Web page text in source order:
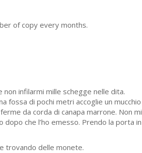
of copy every months.
infilarmi mille schegge nelle dita.
fossa di pochi metri accoglie un mucchio
da corda di canapa marrone. Non mi
che l’ho emesso. Prendo la porta in
trovando delle monete.